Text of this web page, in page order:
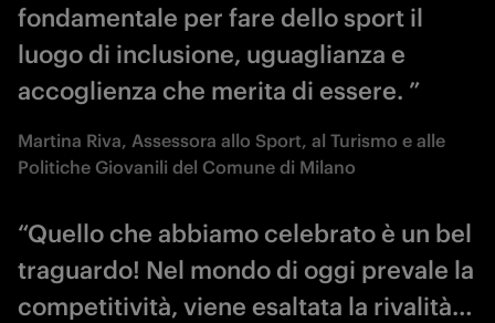
fondamentale per fare dello sport il
luogo di inclusione, uguaglianza e
accoglienza che merita di essere. ”
Martina Riva, Assessora allo Sport, al Turismo e alle
Politiche Giovanili del Comune di Milano
“Quello che abbiamo celebrato è un bel
traguardo! Nel mondo di oggi prevale la
competitività, viene esaltata la rivalità…